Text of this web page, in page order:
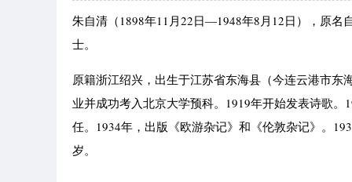
朱自清（1898年11月22日—1948年8月12日），原名
士。
原籍浙江绍兴，出生于江苏省东海县（今连云港市东
业并成功考入北京大学预科。1919年开始发表诗歌
任。1934年，出版《欧游杂记》和《伦敦杂记》。
岁。